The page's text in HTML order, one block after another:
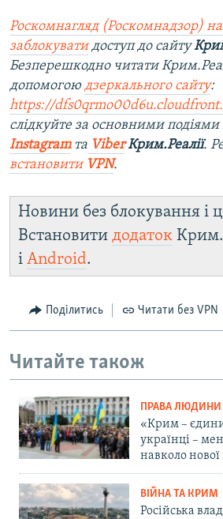
Роскомнагляд (Роскомнадзор)
заблокуватидоступ до сайту
Безперешкодно читати
допомогою дзеркального сайту:
https://
слідкуйте за основними подіями
Instagramта ViberКрим.Реалії.
встановити VPN.
Новини без блокування і
Встановити додаток
і Android.
Поділитись Читати без VPN
Читайте також
ПРАВА ЛЮДИНИ
«Крим –
українці –
навколо
ВІЙНА ТА КРИМ
Російська